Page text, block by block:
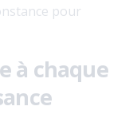
pour
à chaque